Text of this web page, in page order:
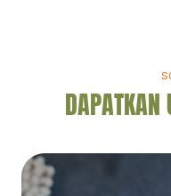
DAPATKAN